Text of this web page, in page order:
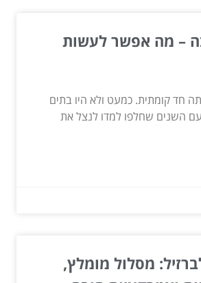
– מה אפשר לעשות
חד קומתית. כמעט ולא היו בתים
עם השנים שחלפו למדו לנצל את
מסלול מומלץ,